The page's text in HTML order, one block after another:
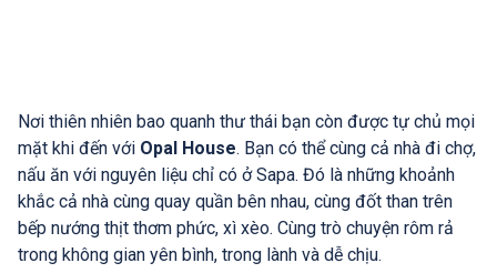
Nơi thiên nhiên bao quanh thư thái bạn còn được tự chủ mọi
mặt khi đến với Opal House. Bạn có thể cùng cả nhà đi chợ,
nấu ăn với nguyên liệu chỉ có ở Sapa. Đó là những khoảnh
khắc cả nhà cùng quay quần bên nhau, cùng đốt than trên
bếp nướng thịt thơm phức, xì xèo. Cùng trò chuyện rôm rả
trong không gian yên bình, trong lành và dễ chịu.